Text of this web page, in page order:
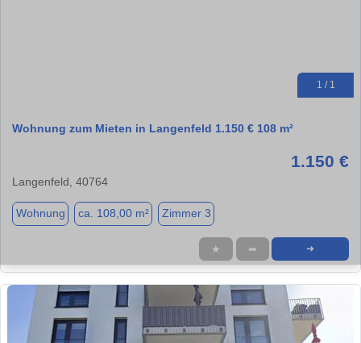
1 / 1
Wohnung zum Mieten in Langenfeld 1.150 € 108 m²
1.150 €
Langenfeld, 40764
Wohnung ca. 108,00 m² Zimmer 3
★ ➦ ➜